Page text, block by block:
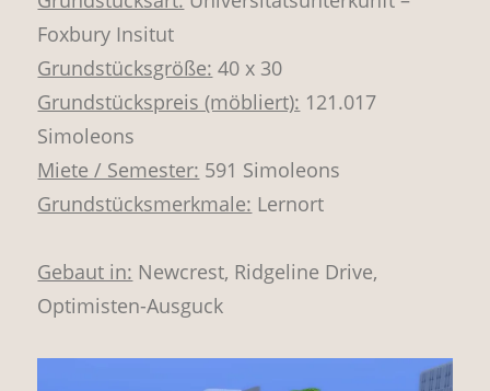
Foxbury Insitut
Grundstücksgröße: 40 x 30
Grundstückspreis (möbliert): 121.017
Simoleons
Miete / Semester: 591 Simoleons
Grundstücksmerkmale: Lernort
Gebaut in: Newcrest, Ridgeline Drive,
Optimisten-Ausguck